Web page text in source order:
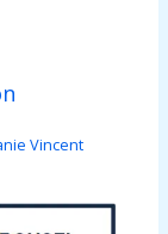
Vincent